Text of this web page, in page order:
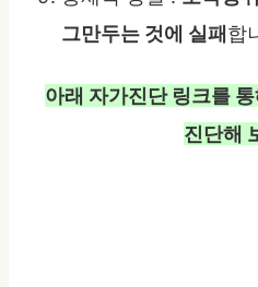
그만두는 것에 실패 합
아래 자가진단 링크를
진단해